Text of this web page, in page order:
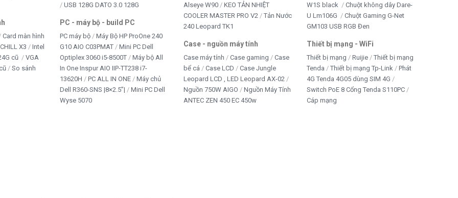
USB là sử dụng ngay mà không cần cài đặt phần mềm.
hoàn chỉnh cho người dùng cần nâng cấp bộ bàn phím
cơ không?
lại cảm giác gõ tương tự bàn
Card màn hình
X3
Intel
cũ
VGA
So sánh
USB 128G DATO 3.0 128G
PC - máy bộ - build PC
PC máy bộ
Máy Bộ HP ProOne 240
G10 AIO C03PMAT
Mini PC Dell
Optiplex 3060 i5-8500T
Máy bộ All
In One Inspur AIO IIP-TT238 i7-
13620H
PC ALL IN ONE
Máy chủ
Dell R360-SNS |8×2.5”|
Mini PC Dell
Wyse 5070
Alseye W90
KEO TẢN NHIỆT
COOLER MASTER PRO V2
Tản Nước
240 Leopard TK1
Case - nguồn máy tính
Case máy tính Case gaming
Case
bể cá
Case LCD
Case Jungle
Leopard LCD , LED Leopard AX-02
Nguồn 750W AIGO
Nguồn Máy Tính
ANTEC ZEN 450 EC 450w
W1S black
Chuột không dây Dare-
U Lm106G
Chuột Gaming G-Net
GM103 USB RGB Đen
Thiết bị mạng - WiFi
Thiết bị mạng Ruijie
Thiết bị mạng
Tenda
Thiết bị mạng Tp-Link
Phát
4G Tenda 4G05 dùng SIM 4G
Switch PoE 8 Cổng Tenda S110PC
Cáp mạng